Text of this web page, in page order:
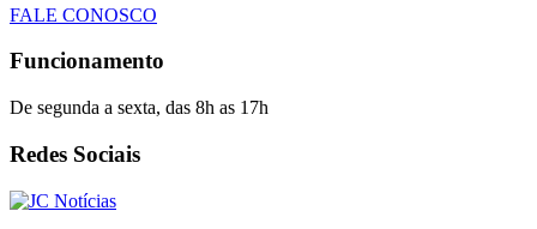
FALE CONOSCO
Funcionamento
De segunda a sexta, das 8h as 17h
Redes Sociais